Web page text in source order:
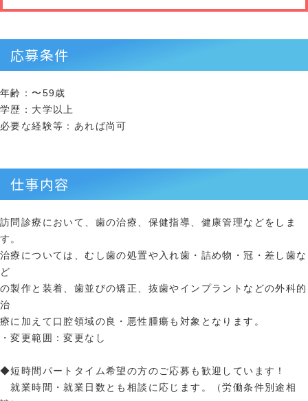
応募条件
年齢：〜59歳
学歴：大学以上
必要な経験等：あれば尚可
仕事内容
訪問診療において、歯の治療、保健指導、健康管理などをしま
す。
治療については、むし歯の処置や入れ歯・詰め物・冠・差し歯な
ど
の製作と装着、歯並びの矯正、抜歯やインプラントなどの外科的
治
療に加えて口腔領域の良・悪性腫瘍も対象となります。
・変更範囲：変更なし
◆短時間パートタイム希望の方のご応募も歓迎しています！
就業時間・就業日数とも相談に応じます。（労働条件別途相